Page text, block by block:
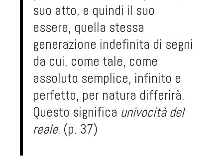
suo atto, e quindi il suo
essere, quella stessa
generazione indefinita di segni
da cui, come tale, come
assoluto semplice, infinito e
perfetto, per natura differirà.
Questo significa univocità del
reale. (p. 37)